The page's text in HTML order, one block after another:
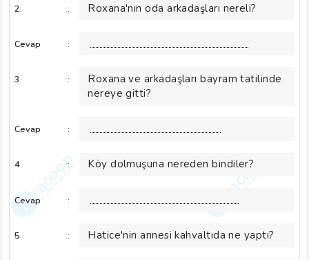
2. : Roxana'nın oda arkadaşları nereli?
Cevap :
3. :
Roxana ve arkadaşları bayram tatilinde
nereye gitti?
Cevap :
4. : Köy dolmuşuna nereden bindiler?
Cevap :
5. : Hatice'nin annesi kahvaltıda ne yaptı?